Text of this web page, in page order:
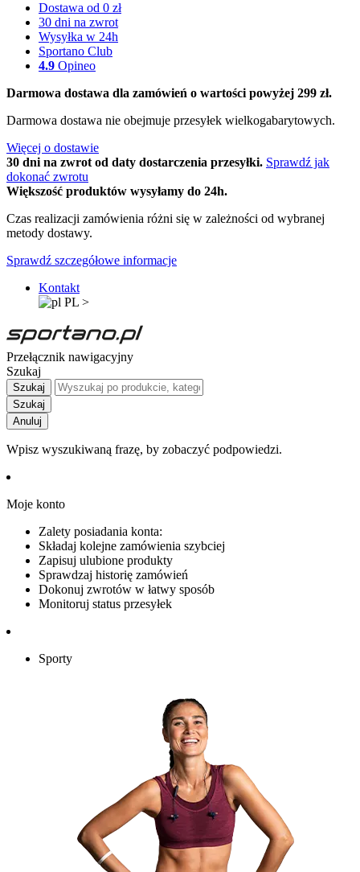
Dostawa od 0 zł
30 dni na zwrot
Wysyłka w 24h
Sportano Club
4.9 Opineo
Darmowa dostawa dla zamówień o wartości powyżej 299 zł.
Darmowa dostawa nie obejmuje przesyłek wielkogabarytowych.
Więcej o dostawie
30 dni na zwrot od daty dostarczenia przesyłki. Sprawdź jak
dokonać zwrotu
Większość produktów wysyłamy do 24h.
Czas realizacji zamówienia różni się w zależności od wybranej
metody dostawy.
Sprawdź szczegółowe informacje
Kontakt
PL >
Przełącznik nawigacyjny
Szukaj
Szukaj
Szukaj
Anuluj
Wpisz wyszukiwaną frazę, by zobaczyć podpowiedzi.
Moje konto
Zalety posiadania konta:
Składaj kolejne zamówienia szybciej
Zapisuj ulubione produkty
Sprawdzaj historię zamówień
Dokonuj zwrotów w łatwy sposób
Monitoruj status przesyłek
Sporty